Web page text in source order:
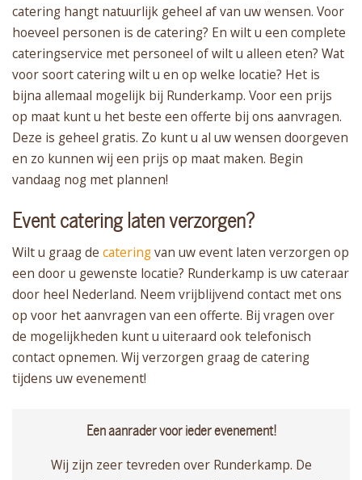
catering hangt natuurlijk geheel af van uw wensen. Voor
hoeveel personen is de catering? En wilt u een complete
cateringservice met personeel of wilt u alleen eten? Wat
voor soort catering wilt u en op welke locatie? Het is
bijna allemaal mogelijk bij Runderkamp. Voor een prijs
op maat kunt u het beste een offerte bij ons aanvragen.
Deze is geheel gratis. Zo kunt u al uw wensen doorgeven
en zo kunnen wij een prijs op maat maken. Begin
vandaag nog met plannen!
Event catering laten verzorgen?
Wilt u graag de cateringvan uw event laten verzorgen op
een door u gewenste locatie? Runderkamp is uw cateraar
door heel Nederland. Neem vrijblijvend contact met ons
op voor het aanvragen van een offerte. Bij vragen over
de mogelijkheden kunt u uiteraard ook telefonisch
contact opnemen. Wij verzorgen graag de catering
tijdens uw evenement!
Een aanrader voor ieder evenement!
Wij zijn zeer tevreden over Runderkamp. De